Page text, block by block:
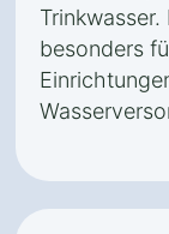
besonders